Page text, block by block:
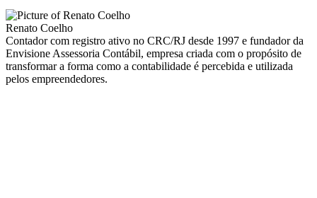
Renato Coelho
Contador com registro ativo no CRC/RJ desde 1997 e fundador da
Envisione Assessoria Contábil, empresa criada com o propósito de
transformar a forma como a contabilidade é percebida e utilizada
pelos empreendedores.